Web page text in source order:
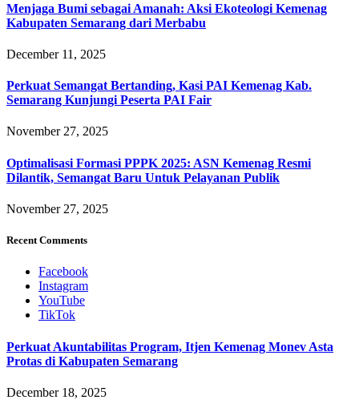
Menjaga Bumi sebagai Amanah: Aksi Ekoteologi Kemenag
Kabupaten Semarang dari Merbabu
December 11, 2025
Perkuat Semangat Bertanding, Kasi PAI Kemenag Kab.
Semarang Kunjungi Peserta PAI Fair
November 27, 2025
Optimalisasi Formasi PPPK 2025: ASN Kemenag Resmi
Dilantik, Semangat Baru Untuk Pelayanan Publik
November 27, 2025
Recent Comments
Facebook
Instagram
YouTube
TikTok
Perkuat Akuntabilitas Program, Itjen Kemenag Monev Asta
Protas di Kabupaten Semarang
December 18, 2025